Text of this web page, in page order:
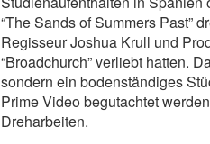
“The Sands of Summers Past”
Regisseur Joshua Krull und
“Broadchurch” verliebt hatten.
sondern ein bodenständiges
Prime Video begutachtet
Dreharbeiten.